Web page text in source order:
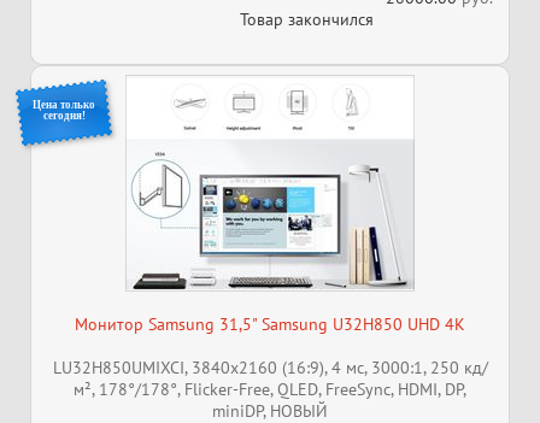
Товар закончился
Цена только
сегодня!
Монитор Samsung 31,5" Samsung U32H850 UHD 4K
LU32H850UMIXCI, 3840x2160 (16:9), 4 мс, 3000:1, 250 кд/
м², 178°/178°, Flicker-Free, QLED, FreeSync, HDMI, DP,
miniDP, НОВЫЙ